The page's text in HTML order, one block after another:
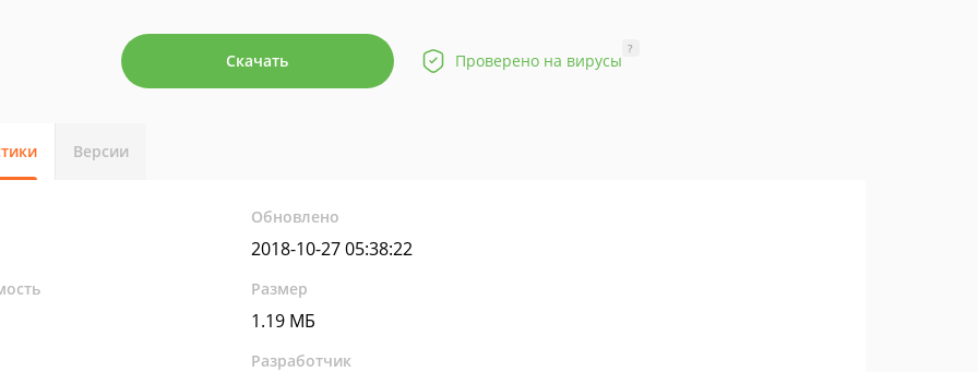
Скачать Проверено на вирусы
?
Версии
Обновлено
2018-10-27 05:38:22
Размер
1.19 МБ
Разработчик